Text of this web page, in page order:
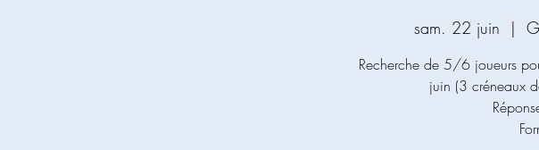
sam. 22 juin
  |
Recherche de 5/6 joueurs
juin (3 créneaux